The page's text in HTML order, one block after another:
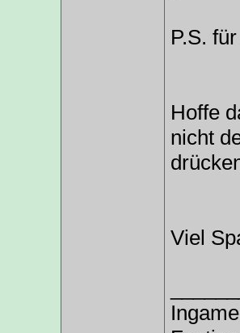
P.S.
Hoffe
nicht
Viel